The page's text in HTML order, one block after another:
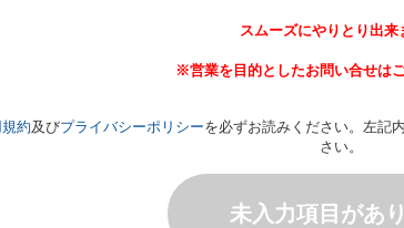
スムーズにやりとり出来
※営業を目的としたお問い合せは
約及びプライバシーポリシーを必ずお読みください。左記
さい。
未入力項目があ